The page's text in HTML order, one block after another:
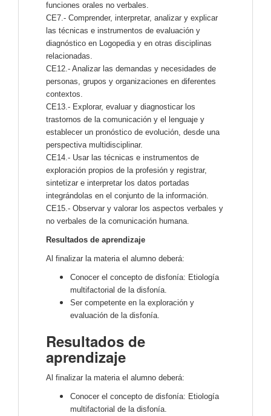
funciones orales no verbales.
CE7.- Comprender, interpretar, analizar y explicar
las técnicas e instrumentos de evaluación y
diagnóstico en Logopedia y en otras disciplinas
relacionadas.
CE12.- Analizar las demandas y necesidades de
personas, grupos y organizaciones en diferentes
contextos.
CE13.- Explorar, evaluar y diagnosticar los
trastornos de la comunicación y el lenguaje y
establecer un pronóstico de evolución, desde una
perspectiva multidisciplinar.
CE14.- Usar las técnicas e instrumentos de
exploración propios de la profesión y registrar,
sintetizar e interpretar los datos portadas
integrándolas en el conjunto de la información.
CE15.- Observar y valorar los aspectos verbales y
no verbales de la comunicación humana.
Resultados de aprendizaje
Al finalizar la materia el alumno deberá:
Conocer el concepto de disfonía: Etiología
multifactorial de la disfonía.
Ser competente en la exploración y
evaluación de la disfonía.
Resultados de
aprendizaje
Al finalizar la materia el alumno deberá:
Conocer el concepto de disfonía: Etiología
multifactorial de la disfonía.